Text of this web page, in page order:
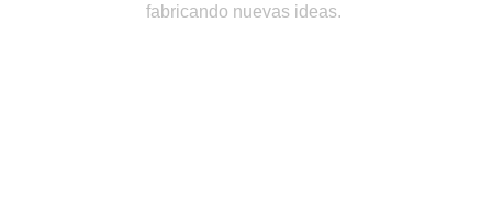
fabricando nuevas ideas.